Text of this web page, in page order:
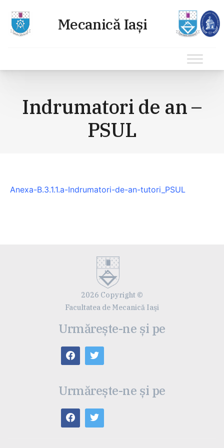
conținutIndrumatori de an –
PSUL
Anexa-B.3.1.1.a-Indrumatori-de-an-tutori_PSUL
2026 Copyright ©
Facultatea de Mecanică Iaşi
Urmărește-ne și pe
Urmărește-ne și pe